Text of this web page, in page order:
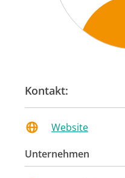
Kontakt:
Website
Unternehmen